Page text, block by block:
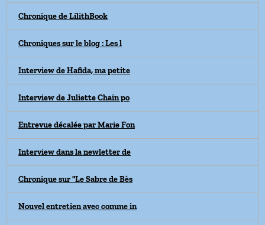
Chronique de LilithBook
Chroniques sur le blog : Les l
Interview de Hafida, ma petite
Interview de Juliette Chain po
Entrevue décalée par Marie Fon
Interview dans la newletter de
Chronique sur "Le Sabre de Bès
Nouvel entretien avec comme in